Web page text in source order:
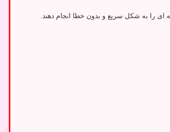
‌ای را به شکل سریع و بدون خطا انجام دهند.